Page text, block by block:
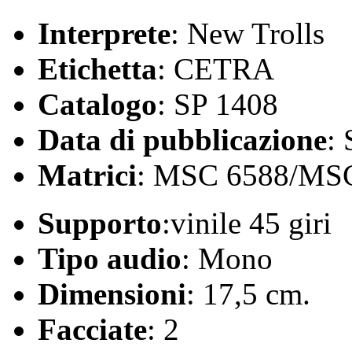
Interprete: New Trolls
Etichetta: CETRA
Catalogo: SP 1408
Data di pubblicazione:
Matrici: MSC 6588/
Supporto:vinile 45 giri
Tipo audio: Mono
Dimensioni: 17,5 cm.
Facciate: 2